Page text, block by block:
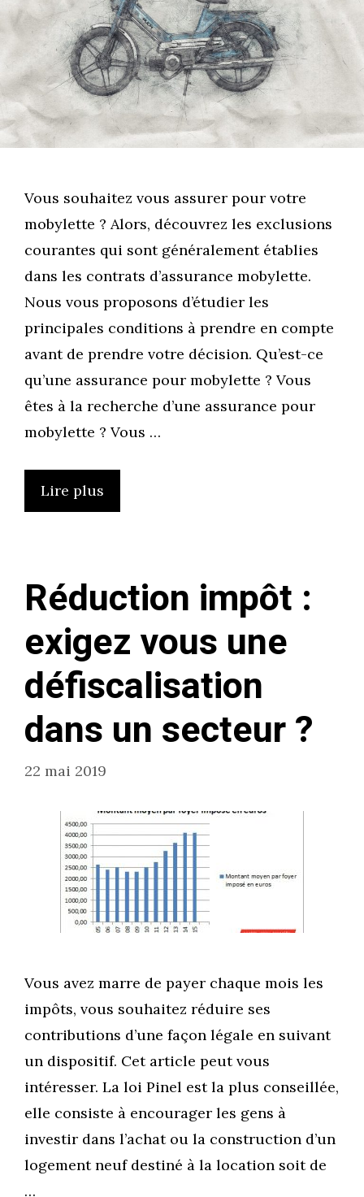
Vous souhaitez vous assurer pour votre
mobylette ? Alors, découvrez les exclusions
courantes qui sont généralement établies
dans les contrats d’assurance mobylette.
Nous vous proposons d’étudier les
principales conditions à prendre en compte
avant de prendre votre décision. Qu’est-ce
qu’une assurance pour mobylette ? Vous
êtes à la recherche d’une assurance pour
mobylette ? Vous …
Lire plus
Réduction impôt :
exigez vous une
défiscalisation
dans un secteur ?
22 mai 2019
Vous avez marre de payer chaque mois les
impôts, vous souhaitez réduire ses
contributions d’une façon légale en suivant
un dispositif. Cet article peut vous
intéresser. La loi Pinel est la plus conseillée,
elle consiste à encourager les gens à
investir dans l’achat ou la construction d’un
logement neuf destiné à la location soit de
…